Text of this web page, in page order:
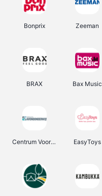
Bonprix Zeeman
BRAX Bax Music
Centrum Voor Avondonderwijs EasyToys